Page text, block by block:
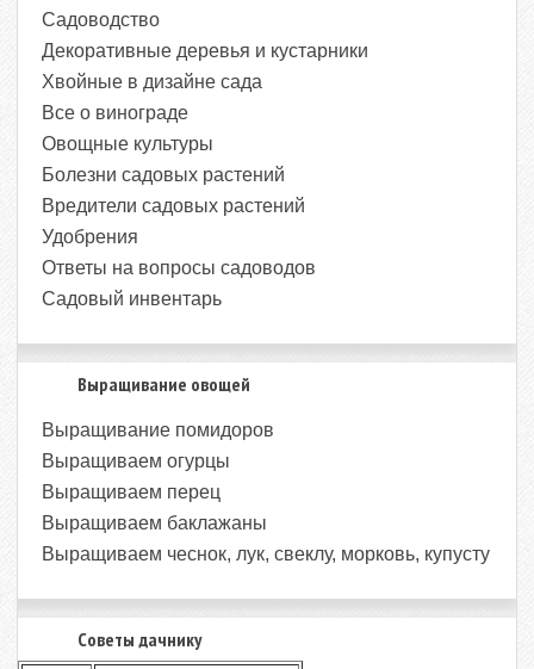
Садоводство
Декоративные деревья и кустарники
Хвойные в дизайне сада
Все о винограде
Овощные культуры
Болезни садовых растений
Вредители садовых растений
Удобрения
Ответы на вопросы садоводов
Садовый инвентарь
Выращивание овощей
Выращивание помидоров
Выращиваем огурцы
Выращиваем перец
Выращиваем баклажаны
Выращиваем чеснок, лук, свеклу, морковь, купусту
Советы дачнику